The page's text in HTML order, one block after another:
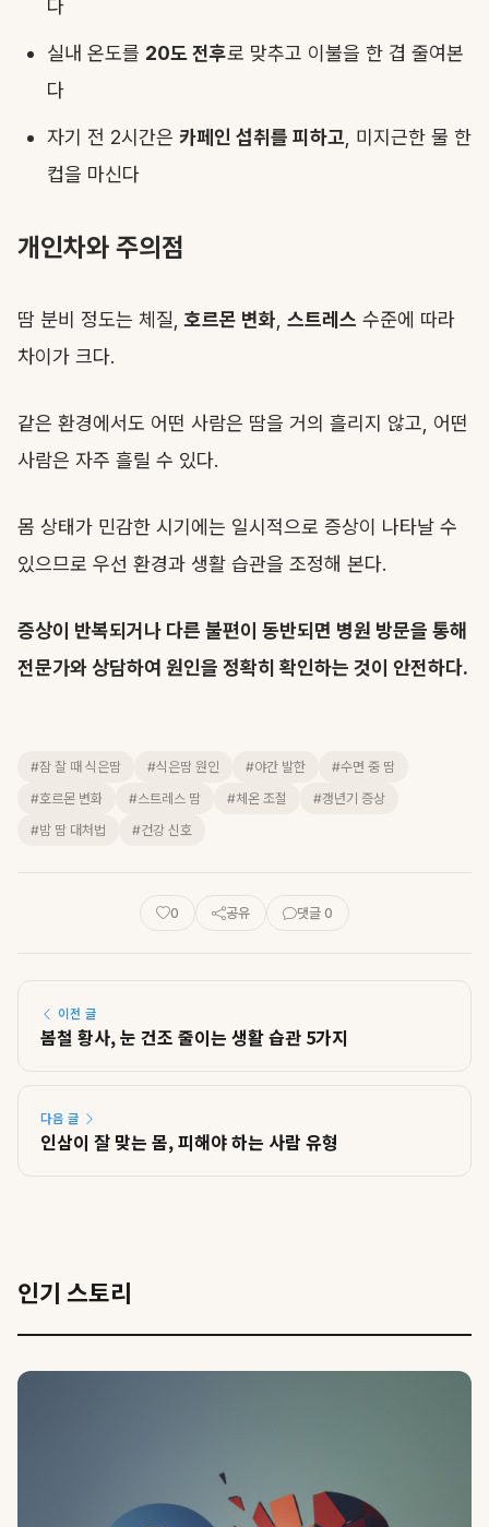
다
실내 온도를 20도 전후로 맞추고 이불을 한 겹 줄여본
다
자기 전 2시간은 카페인 섭취를 피하고 , 미지근한 물 한
컵을 마신다
개인차와 주의점
땀 분비 정도는 체질,호르몬 변화 스트레스 수준에 따라
차이가 크다.
같은 환경에서도 어떤 사람은 땀을 거의 흘리지 않고, 어떤
사람은 자주 흘릴 수 있다.
몸 상태가 민감한 시기에는 일시적으로 증상이 나타날 수
있으므로 우선 환경과 생활 습관을 조정해 본다.
증상이 반복되거나 다른 불편이 동반되면 병원 방문을 통해
전문가와 상담하여 원인을 정확히 확인하는 것이 안전하다.
#잠 잘 때 식은땀 #식은땀 원인 #야간 발한
#수면 중 땀
#호르몬 변화
#스트레스 땀 #체온 조절
#갱년기 증상
#밤 땀 대처법
#건강 신호
0 공유 댓글 0
이전 글
봄철 황사, 눈 건조 줄이는 생활 습관 5가지
다음 글
인삼이 잘 맞는 몸, 피해야 하는 사람 유형
인기 스토리